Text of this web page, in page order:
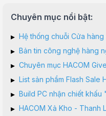
Chuyên mục nổi bật:
▸ Hệ thống chuỗi Cửa
▸ Bản tin công nghệ hàng
▸ Chuyên mục HACOM
▸ List sản phẩm Flash Sale
▸ Build PC nhận chiết khấu
▸ HACOM Xả Kho - Thanh